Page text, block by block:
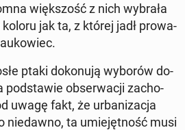
więk­szość z nich wybrała
jak ta, z której jadł pro­wa­
ptaki do­ko­nu­ją wyborów do­
pod­sta­wie ob­ser­wa­cji za­cho­
uwagę fakt, że urba­ni­za­cja
nie­daw­no, ta umie­jęt­ność musi